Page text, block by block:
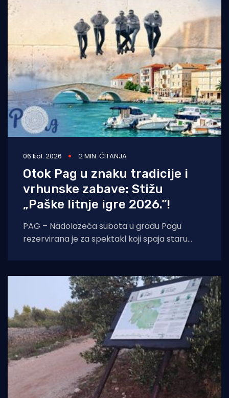
06 kol. 2026 2 MIN. ČITANJA
Otok Pag u znaku tradicije i
vrhunske zabave: Stižu
„Paške litnje igre 2026.”!
PAG – Nadolazeća subota u gradu Pagu
rezervirana je za spektakl koji spaja staru